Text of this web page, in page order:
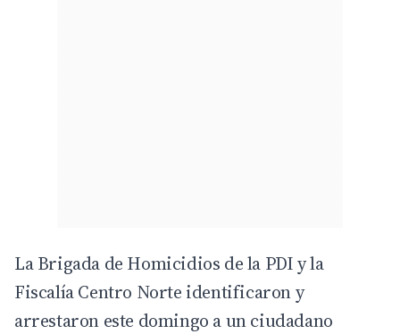
La Brigada de Homicidios de la PDI y la
Fiscalía Centro Norte identificaron y
arrestaron este domingo a un ciudadano